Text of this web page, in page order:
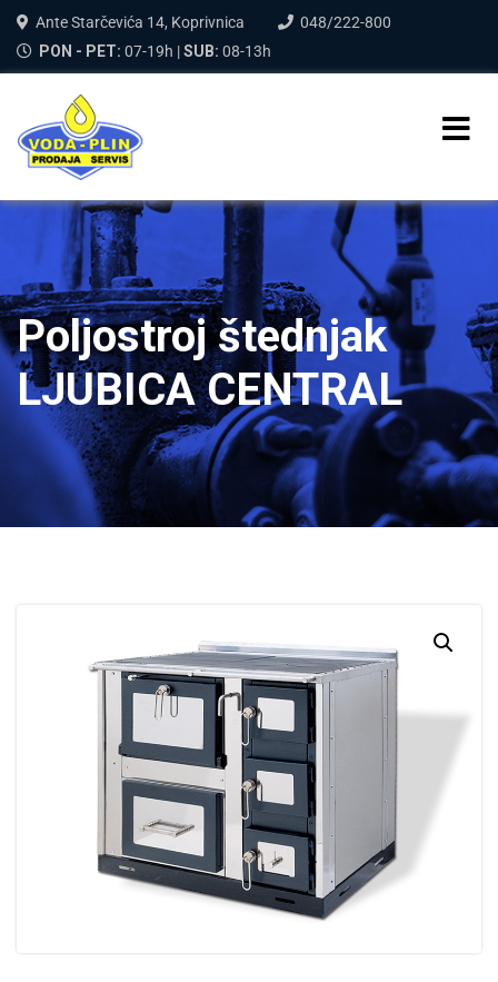
Ante Starčevića 14, Koprivnica
048/222-800
PON - PET: 07-19h |SUB: 08-13h
Poljostroj štednjak
LJUBICA CENTRAL